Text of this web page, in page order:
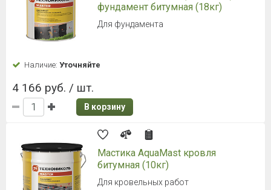
фундамент битумная (18кг)
Для фундамента
Наличие: Уточняйте
4 166 руб. / шт.
В корзину
Мастика AquaMast кровля
битумная (10кг)
Для кровельных работ